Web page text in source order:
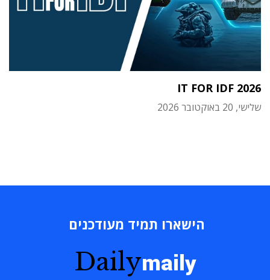
IT FOR IDF 2026
שלישי, 20 באוקטובר 2026
הישארו תמיד מעודכנים
Dailymaily